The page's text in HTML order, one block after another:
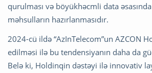
qurulması və böyükhəcmli data
məhsulların hazırlanmasıdır.
2024-cü ildə “AzInTelecom”un AZCON
edilməsi ilə bu tendensiyanın daha da
Belə ki, Holdinqin dəstəyi ilə innovativ